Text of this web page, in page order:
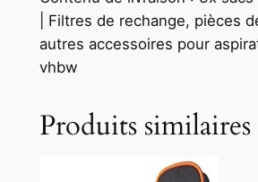
| Filtres de rechange, pièces
autres accessoires pour
vhbw
Produits similaires